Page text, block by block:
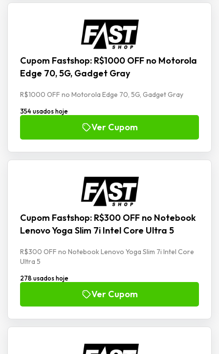
Cupom Fastshop: R$1000 OFF no Motorola
Edge 70, 5G, Gadget Gray
R$1000 OFF no Motorola Edge 70, 5G, Gadget Gray
354 usados hoje
Ver Cupom
Cupom Fastshop: R$300 OFF no Notebook
Lenovo Yoga Slim 7i Intel Core Ultra 5
R$300 OFF no Notebook Lenovo Yoga Slim 7i Intel Core
Ultra 5
278 usados hoje
Ver Cupom